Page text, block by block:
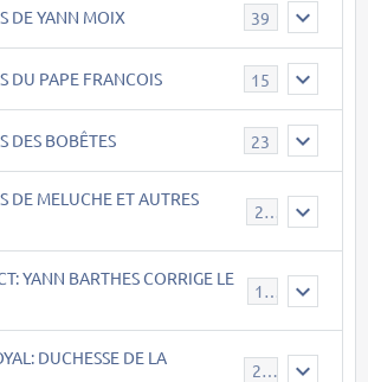
DE YANN MOIX 39
DU PAPE FRANCOIS 15
DES BOBÊTES 23
DE MELUCHE ET AUTRES
22
YANN BARTHES CORRIGE LE
15
DUCHESSE DE LA
23